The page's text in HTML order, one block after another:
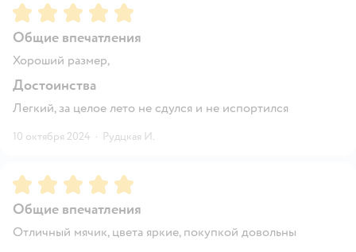
Рейтинг:5
Общие впечатления
Хороший размер,
Достоинства
Легкий, за целое лето не сдулся и не испортился
10 октября 2024 · Рудцкая И.
Рейтинг:5
Общие впечатления
Отличный мячик, цвета яркие, покупкой довольны